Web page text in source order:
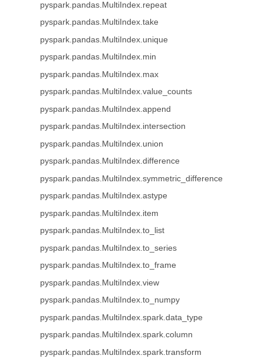
pyspark.pandas.MultiIndex.repeat
pyspark.pandas.MultiIndex.take
pyspark.pandas.MultiIndex.unique
pyspark.pandas.MultiIndex.min
pyspark.pandas.MultiIndex.max
pyspark.pandas.MultiIndex.value_counts
pyspark.pandas.MultiIndex.append
pyspark.pandas.MultiIndex.intersection
pyspark.pandas.MultiIndex.union
pyspark.pandas.MultiIndex.difference
pyspark.pandas.MultiIndex.symmetric_difference
pyspark.pandas.MultiIndex.astype
pyspark.pandas.MultiIndex.item
pyspark.pandas.MultiIndex.to_list
pyspark.pandas.MultiIndex.to_series
pyspark.pandas.MultiIndex.to_frame
pyspark.pandas.MultiIndex.view
pyspark.pandas.MultiIndex.to_numpy
pyspark.pandas.MultiIndex.spark.data_type
pyspark.pandas.MultiIndex.spark.column
pyspark.pandas.MultiIndex.spark.transform